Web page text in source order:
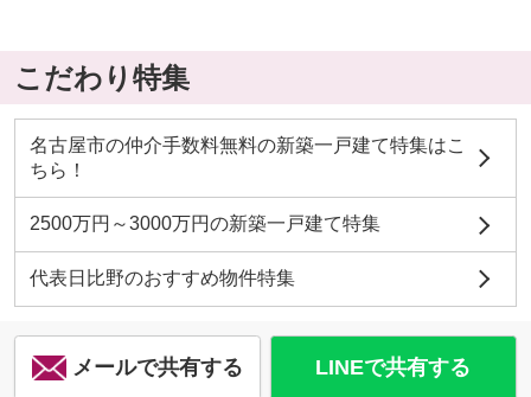
こだわり特集
名古屋市の仲介手数料無料の新築一戸建て特集はこ
ちら！
2500万円～3000万円の新築一戸建て特集
代表日比野のおすすめ物件特集
メールで共有する LINEで共有する